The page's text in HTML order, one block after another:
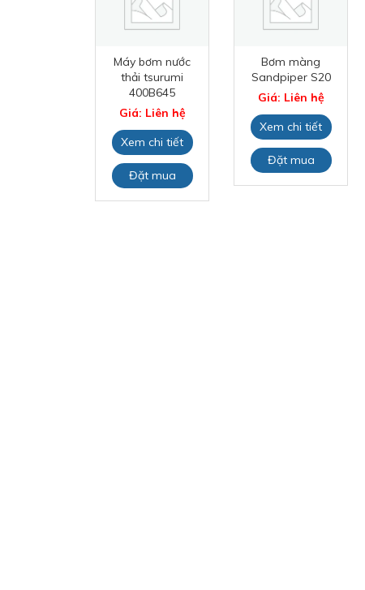
Máy bơm nước
thải tsurumi
400B645
Giá: Liên hệ
Xem chi tiết
Đặt mua
Bơm màng
Sandpiper S20
Giá: Liên hệ
Xem chi tiết
Đặt mua